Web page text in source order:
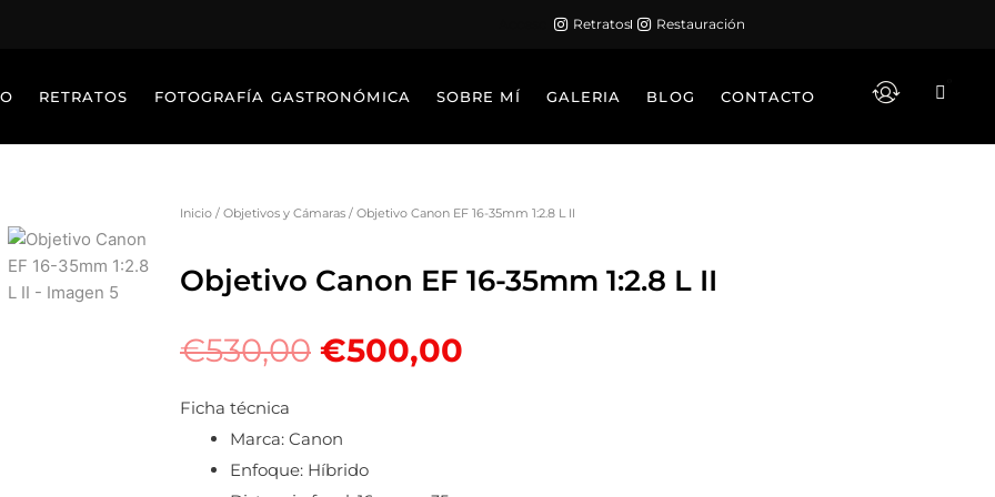
Retratos Restauración
RETRATOS FOTOGRAFÍA GASTRONÓMICA SOBRE MÍ GALERIA BLOG CONTACTO Carrito
Inicio / Objetivos y Cámaras / Objetivo Canon EF 16-35mm 1:2.8 L II
Objetivo Canon EF 16-35mm 1:2.8 L II
€530,00 El
precio
era:
€530,00.
€500,00
Ficha técnica
Marca: Canon
Enfoque: Híbrido